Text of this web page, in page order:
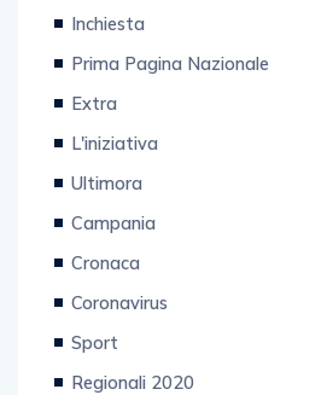
Inchiesta
Prima Pagina Nazionale
Extra
L'iniziativa
Ultimora
Campania
Cronaca
Coronavirus
Sport
Regionali 2020